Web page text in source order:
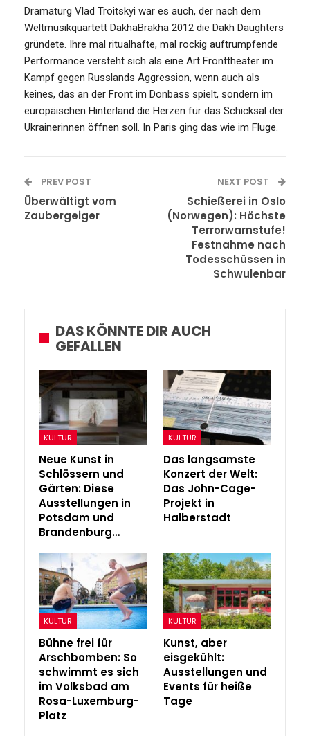
Dramaturg Vlad Troitskyi war es auch, der nach dem
Weltmusikquartett DakhaBrakha 2012 die Dakh Daughters
gründete. Ihre mal ritualhafte, mal rockig auftrumpfende
Performance versteht sich als eine Art Fronttheater im
Kampf gegen Russlands Aggression, wenn auch als
keines, das an der Front im Donbass spielt, sondern im
europäischen Hinterland die Herzen für das Schicksal der
Ukrainerinnen öffnen soll. In Paris ging das wie im Fluge.
PREV POST
Überwältigt vom
Zaubergeiger
NEXT POST
Schießerei in Oslo
(Norwegen): Höchste
Terrorwarnstufe!
Festnahme nach
Todesschüssen in
Schwulenbar
DAS KÖNNTE DIR AUCH
GEFALLEN
KULTUR
Neue Kunst in
Schlössern und
Gärten: Diese
Ausstellungen in
Potsdam und
Brandenburg…
KULTUR
Das langsamste
Konzert der Welt:
Das John-Cage-
Projekt in
Halberstadt
KULTUR
Bühne frei für
Arschbomben: So
schwimmt es sich
im Volksbad am
Rosa-Luxemburg-
Platz
KULTUR
Kunst, aber
eisgekühlt:
Ausstellungen und
Events für heiße
Tage